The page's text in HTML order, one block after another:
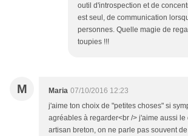
outil d'introspection et de
est seul, de communication
personnes. Quelle magie de
toupies !!!
M Maria 07/10/2016 12:23
j'aime ton choix de "petites choses" si
agréables à regarder<br /> j'aime aussi
artisan breton, on ne parle pas souvent